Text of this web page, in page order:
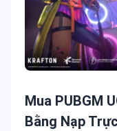
Mua PUBGM
Bằng Nạp